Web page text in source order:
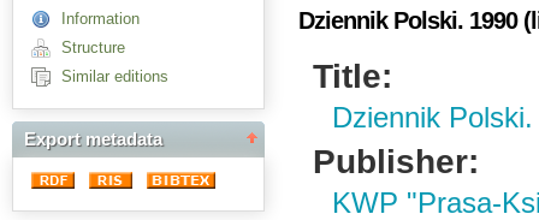
Information
Structure
Similar editions
Export metadata
Dziennik Polski. 1990
Title:
Dziennik
Publisher:
KWP "Prasa-